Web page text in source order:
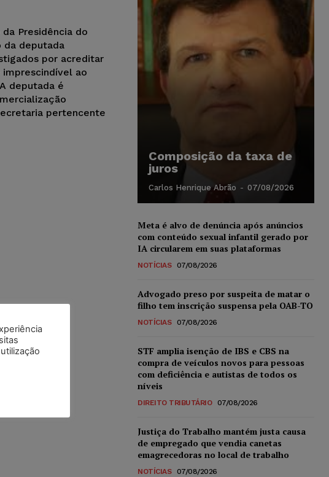
Presidência do
da deputada
por acreditar
imprescindível ao
deputada é
pertencente
Composição da taxa de
juros
Carlos Henrique Abrão - 07/08/2026
Meta é alvo de denúncia após anúncios
com conteúdo sexual infantil gerado por
IA circularem em suas plataformas
NOTÍCIAS 07/08/2026
Advogado preso por suspeita de matar o
filho tem inscrição suspensa pela OAB-TO
NOTÍCIAS 07/08/2026
STF amplia isenção de IBS e CBS na
compra de veículos novos para pessoas
com deficiência e autistas de todos os
níveis
DIREITO TRIBUTÁRIO 07/08/2026
Justiça do Trabalho mantém justa causa
de empregado que vendia canetas
emagrecedoras no local de trabalho
NOTÍCIAS 07/08/2026